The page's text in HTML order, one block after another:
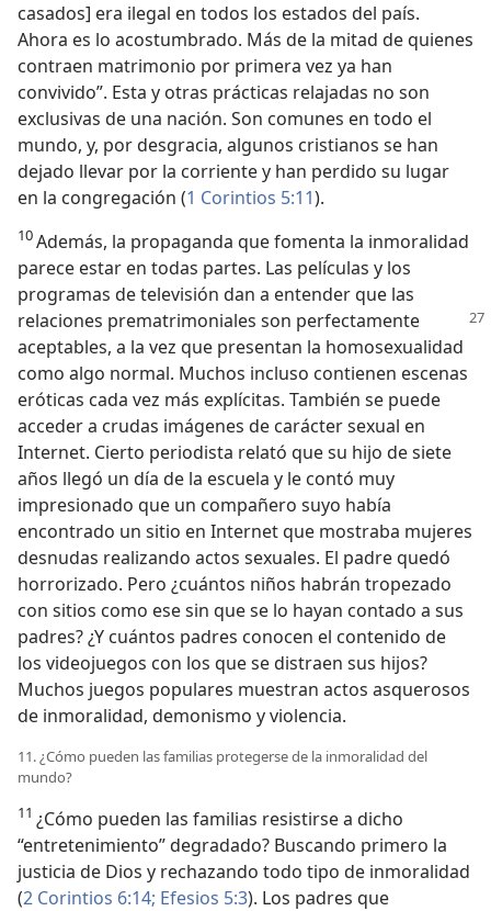
casados] era ilegal en todos los estados del país.
Ahora es lo acostumbrado. Más de la mitad de quienes
contraen matrimonio por primera vez ya han
convivido”. Esta y otras prácticas relajadas no son
exclusivas de una nación. Son comunes en todo el
mundo, y, por desgracia, algunos cristianos se han
dejado llevar por la corriente y han perdido su lugar
en la congregación (1 Corintios 5:11).
10Además, la propaganda que fomenta la inmoralidad
parece estar en todas partes. Las películas y los
programas de televisión dan a entender que las
relaciones prematrimoniales son perfectamente
aceptables, a la vez que presentan la homosexualidad
como algo normal. Muchos incluso contienen escenas
eróticas cada vez más explícitas. También se puede
acceder a crudas imágenes de carácter sexual en
Internet. Cierto periodista relató que su hijo de siete
años llegó un día de la escuela y le contó muy
impresionado que un compañero suyo había
encontrado un sitio en Internet que mostraba mujeres
desnudas realizando actos sexuales. El padre quedó
horrorizado. Pero ¿cuántos niños habrán tropezado
con sitios como ese sin que se lo hayan contado a sus
padres? ¿Y cuántos padres conocen el contenido de
los videojuegos con los que se distraen sus hijos?
Muchos juegos populares muestran actos asquerosos
de inmoralidad, demonismo y violencia.
11. ¿Cómo pueden las familias protegerse de la inmoralidad del
mundo?
11 ¿Cómo pueden las familias resistirse a dicho
“entretenimiento” degradado? Buscando primero la
justicia de Dios y rechazando todo tipo de inmoralidad
(2 Corintios 6:14; Efesios 5:3). Los padres que